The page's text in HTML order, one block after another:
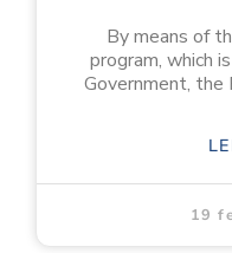
By means of
program, which
Government, the
19